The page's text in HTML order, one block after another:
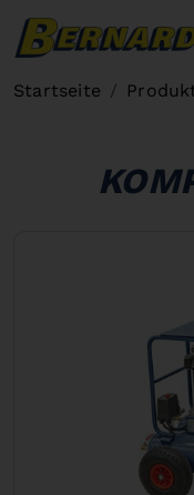
Startseite